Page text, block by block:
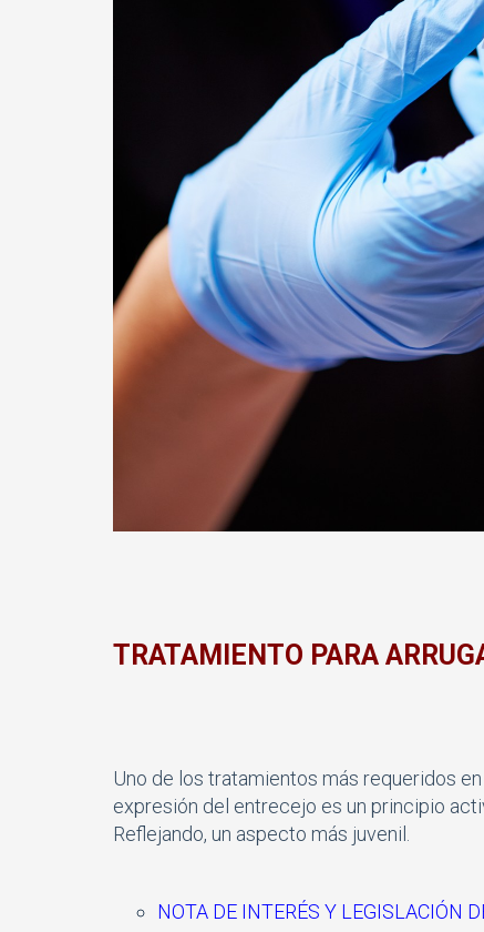
TRATAMIENTO PARA
Uno de los tratamientos más requeridos
expresión del entrecejo es un principio
Reflejando, un aspecto más juvenil.
NOTA DE INTERÉS Y LEGISLACIÓN